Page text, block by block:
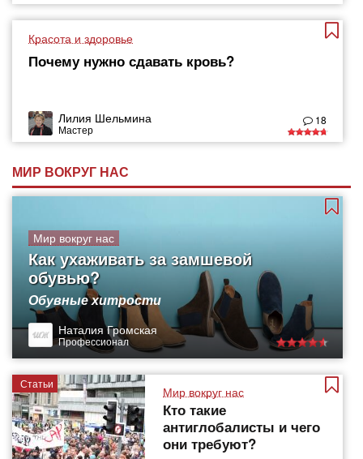
Красота и здоровье
Почему нужно сдавать кровь?
Лилия Шельмина
Мастер
18
МИР ВОКРУГ НАС
Мир вокруг нас
Как ухаживать за замшевой
обувью?
Обувные хитрости
Наталия Громская
Профессионал
Статьи
Мир вокруг нас
Кто такие
антиглобалисты и чего
они требуют?